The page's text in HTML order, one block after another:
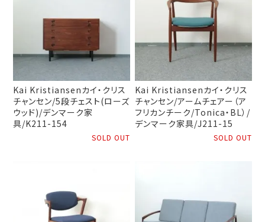
Kai Kristiansenカイ・クリス
チャンセン/5段チェスト(ローズ
ウッド)/デンマーク家
具/K211-154
SOLD OUT
Kai Kristiansenカイ・クリス
チャンセン/アームチェアー（ア
フリカンチーク/Tonica・BL）/
デンマーク家具/J211-15
SOLD OUT